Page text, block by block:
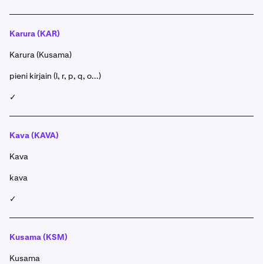
Karura (KAR)
Karura (Kusama)
pieni kirjain (l, r, p, q, o...)
✓
Kava (KAVA)
Kava
kava
✓
Kusama (KSM)
Kusama